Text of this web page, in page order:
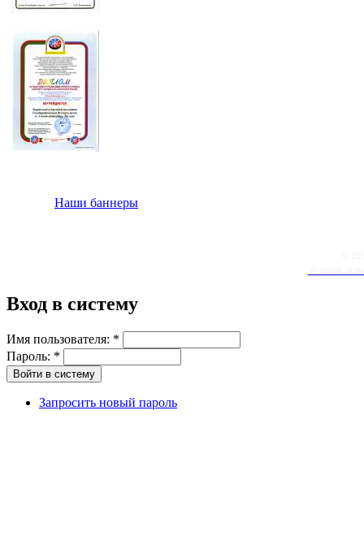
Наши баннеры
Вход в систему
Имя пользователя: *
Пароль: *
Запросить новый пароль